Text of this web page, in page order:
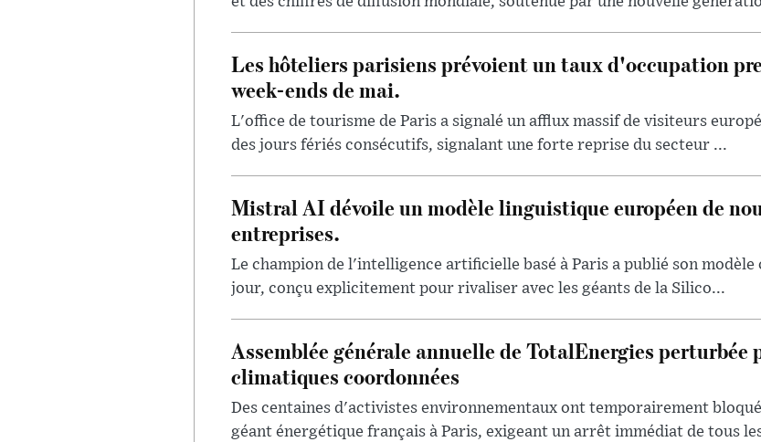
Les hôteliers parisiens prévoient un taux d'occupation
week-ends de mai.
L'office de tourisme de Paris a signalé un afflux massif de visiteurs
des jours fériés consécutifs, signalant une forte reprise du secteur ...
Mistral AI dévoile un modèle linguistique européen de
entreprises.
Le champion de l'intelligence artificielle basé à Paris a publié son modèle
jour, conçu explicitement pour rivaliser avec les géants de la Silico...
Assemblée générale annuelle de TotalEnergies
climatiques coordonnées
Des centaines d'activistes environnementaux ont temporairement
géant énergétique français à Paris, exigeant un arrêt immédiat de tous